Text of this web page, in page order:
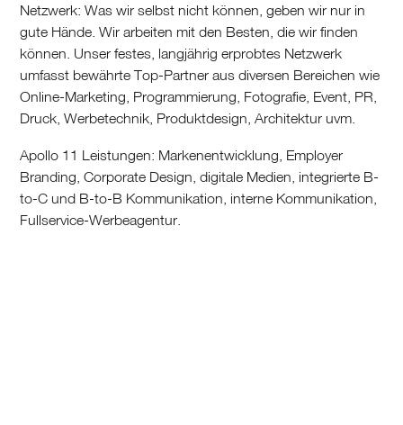
Netzwerk: Was wir selbst nicht können, geben wir nur in
gute Hände. Wir arbeiten mit den Besten, die wir finden
können. Unser festes, langjährig erprobtes Netzwerk
umfasst bewährte Top-Partner aus diversen Bereichen wie
Online-Marketing, Programmierung, Fotografie, Event, PR,
Druck, Werbetechnik, Produktdesign, Architektur uvm.
Apollo 11 Leistungen: Markenentwicklung, Employer
Branding, Corporate Design, digitale Medien, integrierte B-
to-C und B-to-B Kommunikation, interne Kommunikation,
Fullservice-Werbeagentur.